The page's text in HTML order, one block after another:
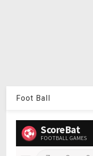
Foot Ball